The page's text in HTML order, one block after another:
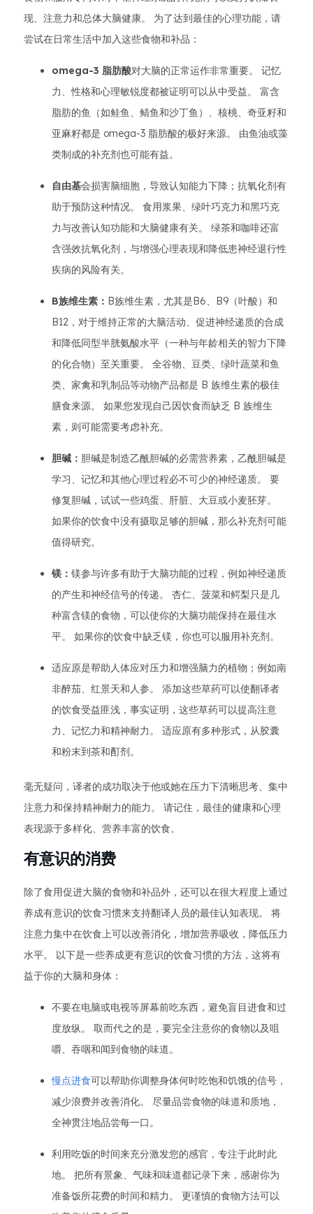
现、注意力和总体大脑健康。 为了达到最佳的心理功能，请
尝试在日常生活中加入这些食物和补品：
omega-3 脂肪酸对大脑的正常运作非常重要。 记忆
力、性格和心理敏锐度都被证明可以从中受益。 富含
脂肪的鱼（如鲑鱼、鲭鱼和沙丁鱼）、核桃、奇亚籽和
亚麻籽都是 omega-3 脂肪酸的极好来源。 由鱼油或藻
类制成的补充剂也可能有益。
自由基会损害脑细胞，导致认知能力下降；抗氧化剂有
助于预防这种情况。 食用浆果、绿叶巧克力和黑巧克
力与改善认知功能和大脑健康有关。 绿茶和咖啡还富
含强效抗氧化剂，与增强心理表现和降低患神经退行性
疾病的风险有关。
B族维生素： B族维生素，尤其是B6、B9（叶酸）和
B12，对于维持正常的大脑活动、促进神经递质的合成
和降低同型半胱氨酸水平（一种与年龄相关的智力下降
的化合物）至关重要。 全谷物、豆类、绿叶蔬菜和鱼
类、家禽和乳制品等动物产品都是 B 族维生素的极佳
膳食来源。 如果您发现自己因饮食而缺乏 B 族维生
素，则可能需要考虑补充。
胆碱： 胆碱是制造乙酰胆碱的必需营养素，乙酰胆碱是
学习、记忆和其他心理过程必不可少的神经递质。 要
修复胆碱，试试一些鸡蛋、肝脏、大豆或小麦胚芽。
如果你的饮食中没有摄取足够的胆碱，那么补充剂可能
值得研究。
镁： 镁参与许多有助于大脑功能的过程，例如神经递质
的产生和神经信号的传递。 杏仁、菠菜和鳄梨只是几
种富含镁的食物，可以使你的大脑功能保持在最佳水
平。 如果你的饮食中缺乏镁，你也可以服用补充剂。
适应原是帮助人体应对压力和增强脑力的植物；例如南
非醉茄、红景天和人参。 添加这些草药可以使翻译者
的饮食受益匪浅，事实证明，这些草药可以提高注意
力、记忆力和精神耐力。 适应原有多种形式，从胶囊
和粉末到茶和酊剂。
毫无疑问，译者的成功取决于他或她在压力下清晰思考、集中
注意力和保持精神耐力的能力。 请记住，最佳的健康和心理
表现源于多样化、营养丰富的饮食。
有意识的消费
除了食用促进大脑的食物和补品外，还可以在很大程度上通过
养成有意识的饮食习惯来支持翻译人员的最佳认知表现。 将
注意力集中在饮食上可以改善消化，增加营养吸收，降低压力
水平。 以下是一些养成更有意识的饮食习惯的方法，这将有
益于你的大脑和身体：
不要在电脑或电视等屏幕前吃东西，避免盲目进食和过
度放纵。 取而代之的是，要完全注意你的食物以及咀
嚼、吞咽和闻到食物的味道。
慢点进食可以帮助你调整身体何时吃饱和饥饿的信号，
减少浪费并改善消化。 尽量品尝食物的味道和质地，
全神贯注地品尝每一口。
利用吃饭的时间来充分激发您的感官，专注于此时此
地。 把所有景象、气味和味道都记录下来，感谢你为
准备饭所花费的时间和精力。 更谨慎的食物方法可以